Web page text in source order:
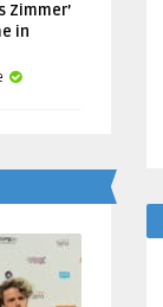
Zimmer’
in